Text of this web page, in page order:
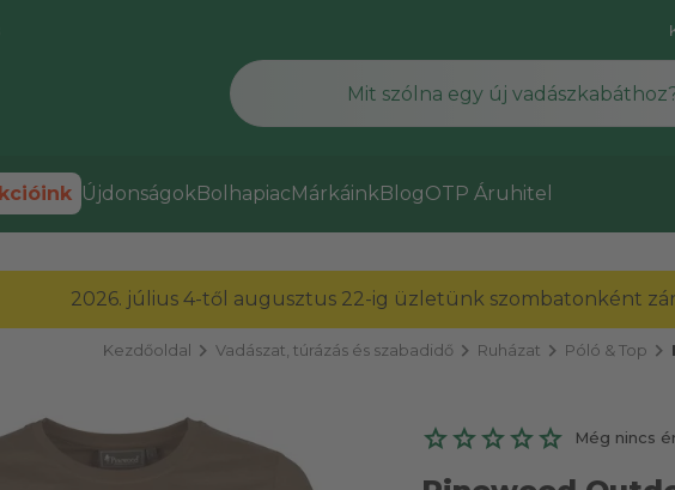
ÚjdonságokBolhapiacMárkáinkBlogOTP Áruhitel
2026. július 4-től augusztus 22-ig üzletünk szombatonként
Kezdőoldal chevron_right Vadászat, túrázás és szabadidőchevron_right Ruházat chevron_right Póló & Top chevron_right
Még nincs